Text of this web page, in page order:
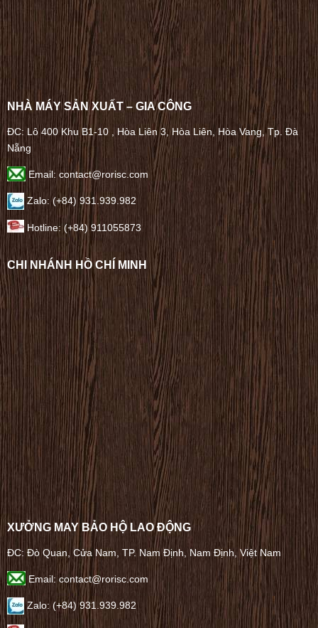
NHÀ MÁY SẢN XUẤT – GIA CÔNG
ĐC: Lô 400 Khu B1-10 , Hòa Liên 3, Hòa Liên, Hòa Vang, Tp. Đà
Nẵng
Email: contact@rorisc.com
Zalo: (+84) 931.939.982
Hotline: (+84) 911055873
CHI NHÁNH HỒ CHÍ MINH
XƯỞNG MAY BẢO HỘ LAO ĐỘNG
ĐC: Đò Quan, Cửa Nam, TP. Nam Định, Nam Định, Việt Nam
Email: contact@rorisc.com
Zalo: (+84) 931.939.982